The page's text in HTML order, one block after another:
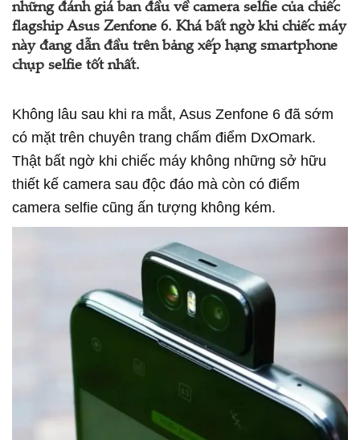
những đánh giá ban đầu về camera selfie của chiếc
flagship Asus Zenfone 6. Khá bất ngờ khi chiếc máy
này đang dẫn đầu trên bảng xếp hạng smartphone
chụp selfie tốt nhất.
Không lâu sau khi ra mắt, Asus Zenfone 6 đã sớm
có mặt trên chuyên trang chấm điểm DxOmark.
Thật bất ngờ khi chiếc máy không những sở hữu
thiết kế camera sau độc đáo mà còn có điểm
camera selfie cũng ấn tượng không kém.